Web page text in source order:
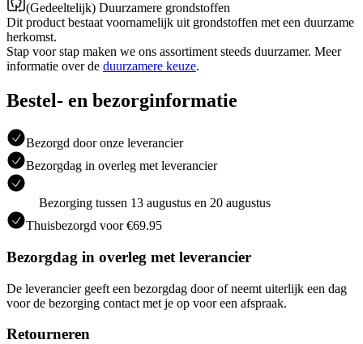
(Gedeeltelijk) Duurzamere grondstoffen
Dit product bestaat voornamelijk uit grondstoffen met een duurzame
herkomst.
Stap voor stap maken we ons assortiment steeds duurzamer. Meer
informatie over de duurzamere keuze.
Bestel- en bezorginformatie
Bezorgd door onze leverancier
Bezorgdag in overleg met leverancier
Bezorging tussen 13 augustus en 20 augustus
Thuisbezorgd voor €69.95
Bezorgdag in overleg met leverancier
De leverancier geeft een bezorgdag door of neemt uiterlijk een dag
voor de bezorging contact met je op voor een afspraak.
Retourneren